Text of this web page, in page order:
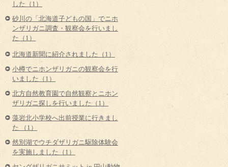
した（1）
砂川の「北海道子どもの国」でニホ
ンザリガニ調査・観察会を行いまし
た（1）
北海道新聞に紹介されました（1）
小樽でニホンザリガニの観察会を行
いました（1）
北方自然教育園で自然観察とニホン
ザリガニ探しを行いました（1）
藻岩北小学校へ出前授業に行きまし
た （1）
然別湖でウチダザリガニ駆除体験会
を実施しました（1）